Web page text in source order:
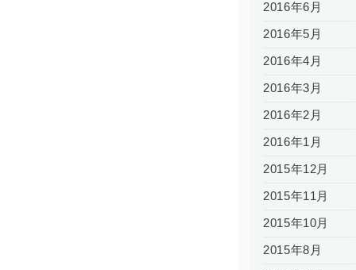
2016年6月
2016年5月
2016年4月
2016年3月
2016年2月
2016年1月
2015年12月
2015年11月
2015年10月
2015年8月